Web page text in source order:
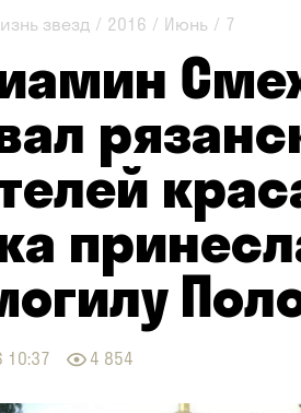
звезд 2016 Июнь 7
10:37 4 854